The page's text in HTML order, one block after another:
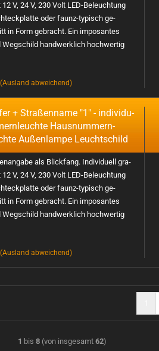
V, 24 V, 230 Volt LED-​Beleuchtung
oder faunz-​typisch ge­
in Form ge­bracht. Ein im­po­san­tes
hand­werk­lich hoch­wer­tig
(Ausland abweichend)
+ Stra­ßen­na­me "1" - in­di­vi­du­
Haus­num­mern­
Au­ßen­lam­pe Leucht­schild
als Blick­fang. In­di­vi­du­ell gra­
V, 24 V, 230 Volt LED-​Beleuchtung
oder faunz-​typisch ge­
in Form ge­bracht. Ein im­po­san­tes
hand­werk­lich hoch­wer­tig
(Ausland abweichend)
1 bis 8 (von insgesamt 62)